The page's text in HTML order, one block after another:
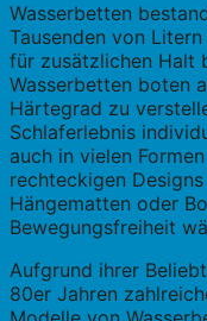
Wasserbetten
Tausenden von
für zusätzlichen Halt
Wasserbetten boten
Härtegrad zu
Schlaferlebnis
auch in vielen
rechteckigen
Hängematten oder
Bewegungsfreiheit
Aufgrund ihrer
80er Jahren